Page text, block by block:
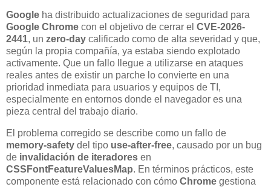
Google ha distribuido actualizaciones de seguridad para
Google Chrome con el objetivo de cerrar el CVE-2026-
2441, un zero-day calificado como de alta severidad y que,
según la propia compañía, ya estaba siendo explotado
activamente. Que un fallo llegue a utilizarse en ataques
reales antes de existir un parche lo convierte en una
prioridad inmediata para usuarios y equipos de TI,
especialmente en entornos donde el navegador es una
pieza central del trabajo diario.
El problema corregido se describe como un fallo de
memory-safety del tipo use-after-free, causado por un bug
de invalidación de iteradores en
CSSFontFeatureValuesMap. En términos prácticos, este
componente está relacionado con cómo Chrome gestiona